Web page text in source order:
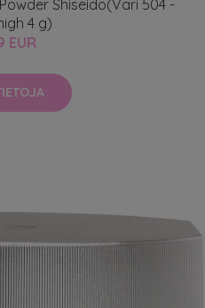
Shiseido(Väri 504 -
4 g)
EUR